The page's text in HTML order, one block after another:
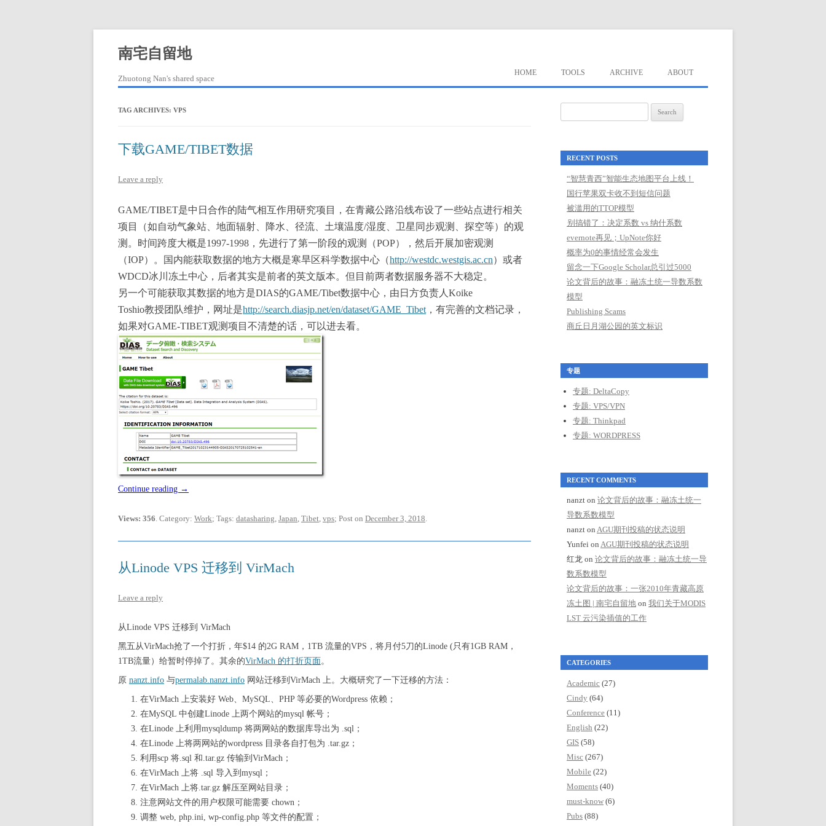
content
南宅自留地
Zhuotong Nan's shared space
HOME TOOLS ARCHIVE ABOUT
TAG ARCHIVES: VPS
下载GAME/TIBET数据
Leave a reply
GAME/TIBET是中日合作的陆气相互作用研究项目，在青藏公路沿线布设了一些站点进行相关
项目（如自动气象站、地面辐射、降水、径流、土壤温度/湿度、卫星同步观测、探空等）的观
测。时间跨度大概是1997-1998，先进行了第一阶段的观测（POP），然后开展加密观测
（IOP）。国内能获取数据的地方大概是寒旱区科学数据中心（http://westdc.westgis.ac.cn）或者
WDCD冰川冻土中心，后者其实是前者的英文版本。但目前两者数据服务器不大稳定。
另一个可能获取其数据的地方是DIAS的GAME/Tibet数据中心，由日方负责人Koike
Toshio教授团队维护，网址是http://search.diasjp.net/en/dataset/GAME_Tibet ，有完善的文档记录，
如果对GAME-TIBET观测项目不清楚的话，可以进去看。
Continue reading →
Views: 356. Category: Work; Tags: datasharing, Japan, Tibet, vps; Post on December 3, 2018.
从Linode VPS 迁移到 VirMach
Leave a reply
从Linode VPS 迁移到 VirMach
黑五从VirMach抢了一个打折，年$14 的2G RAM，1TB 流量的VPS，将月付5刀的Linode (只有1GB RAM，
1TB流量）给暂时停掉了。其余的VirMach 的打折页面。
原 nanzt.info 与permalab.nanzt.info 网站迁移到VirMach 上。大概研究了一下迁移的方法：
在VirMach 上安装好 Web、MySQL、PHP 等必要的Wordpress 依赖；
在MySQL 中创建Linode 上两个网站的mysql 帐号；
在Linode 上利用mysqldump 将两网站的数据库导出为 .sql；
在Linode 上将两网站的wordpress 目录各自打包为 .tar.gz；
利用scp 将.sql 和.tar.gz 传输到VirMach；
在VirMach 上将 .sql 导入到mysql；
在VirMach 上将.tar.gz 解压至网站目录；
注意网站文件的用户权限可能需要 chown；
调整 web, php.ini, wp-config.php 等文件的配置；
for:
RECENT POSTS
“智慧青西”智能生态地图平台上线！
国行苹果双卡收不到短信问题
被滥用的TTOP模型
别搞错了：决定系数 vs 纳什系数
evernote再见；UpNote你好
概率为0的事情经常会发生
留念一下Google Scholar总引过5000
论文背后的故事：融冻土统一导数系数
模型
Publishing Scams
商丘日月湖公园的英文标识
专题
专题: DeltaCopy
专题: VPS/VPN
专题: Thinkpad
专题: WORDPRESS
RECENT COMMENTS
nanzt on 论文背后的故事：融冻土统一
导数系数模型
nanzt on AGU期刊投稿的状态说明
Yunfei on AGU期刊投稿的状态说明
红龙 on 论文背后的故事：融冻土统一导
数系数模型
论文背后的故事：一张2010年青藏高原
冻土图 | 南宅自留地 on 我们关于MODIS
LST 云污染插值的工作
CATEGORIES
Academic (27)
Cindy (64)
Conference (11)
English (22)
GIS (58)
Misc (267)
Mobile (22)
Moments (40)
must-know (6)
Pubs (88)